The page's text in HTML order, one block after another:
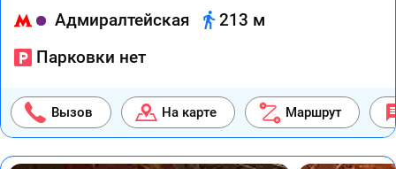
Адмиралтейская
213 м
Парковки нет
Вызов На карте Маршрут